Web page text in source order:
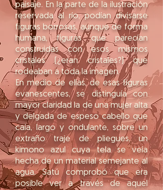
paisaje. En la parte de la ilustración
reservada al río, podían divisarse
figuras borrosas, aunque de forma
humana, figuras que parecían
construidas con esos mismos
cristales (¿eran cristales?) que
rodeaban a toda la imagen.
En medio de ellas, de esas figuras
evanescentes, se distinguía con
mayor claridad la de una mujer alta
y delgada de espeso cabello que
caía, largo y ondulante, sobre un
extraño traje de pliegues, un
kimono azul cuya tela se veía
hecha de un material semejante al
agua. Satú comprobó que era
posible ver a través de aquel